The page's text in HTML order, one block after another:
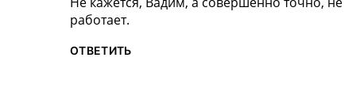
работает.
ОТВЕТИТЬ